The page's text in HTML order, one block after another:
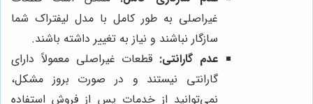
غیراصلی به طور کامل با مدل لیفتراک شما
سازگار نباشند و نیاز به تغییر داشته باشند.
عدم گارانتی: قطعات غیراصلی معمولاً دارای
گارانتی نیستند و در صورت بروز مشکل،
نمی‌توانید از خدمات پس از فروش استفاده